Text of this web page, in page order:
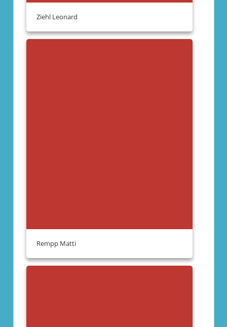
Ziehl Leonard
Rempp Matti